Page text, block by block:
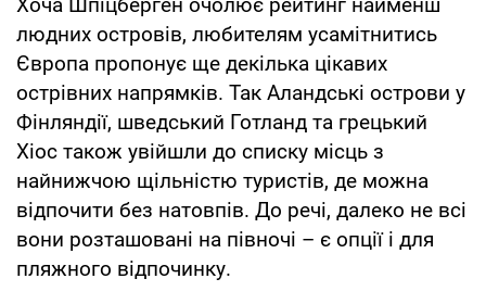
Хоча Шпіцберген очолює рейтинг найменш
людних островів, любителям усамітнитись
Європа пропонує ще декілька цікавих
острівних напрямків. Так Аландські острови у
Фінляндії, шведський Готланд та грецький
Хіос також увійшли до списку місць з
найнижчою щільністю туристів, де можна
відпочити без натовпів. До речі, далеко не всі
вони розташовані на півночі – є опції і для
пляжного відпочинку.